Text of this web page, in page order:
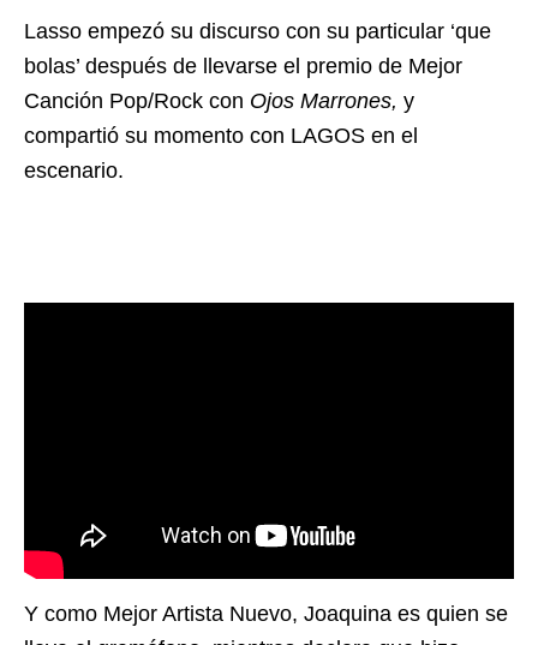
Lasso empezó su discurso con su particular ‘que
bolas’ después de llevarse el premio de Mejor
Canción Pop/Rock con Ojos Marrones, y
compartió su momento con LAGOS en el
escenario.
Y como Mejor Artista Nuevo, Joaquina es quien se